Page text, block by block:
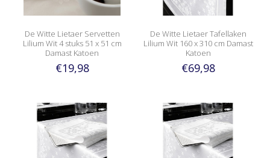
De Witte Lietaer Servetten
Lilium Wit 4 stuks 51 x 51 cm
Damast Katoen
€19,98
De Witte Lietaer Tafellaken
Lilium Wit 160 x 310 cm Damast
Katoen
€69,98